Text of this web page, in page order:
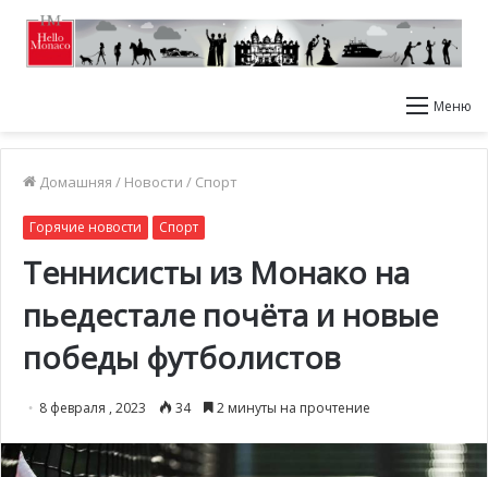
Меню
Домашняя / Новости / Спорт
Горячие новости Спорт
Теннисисты из Монако на
пьедестале почёта и новые
победы футболистов
8 февраля , 2023 34 2 минуты на прочтение